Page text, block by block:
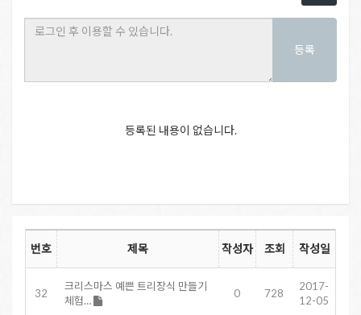
등록
등록된 내용이 없습니다.
번호 제목 작성자 조회 작성일
32
크리스마스 예쁜 트리장식 만들기
체험…
0 728
2017-
12-05